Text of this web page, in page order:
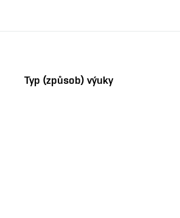
Typ (způsob) výuky